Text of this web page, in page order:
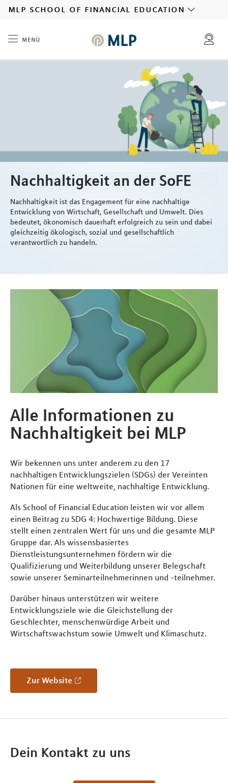
mlp school of financial education
menü
Nachhaltigkeit an der SoFE
Nachhaltigkeit ist das Engagement für eine nachhaltige
Entwicklung von Wirtschaft, Gesellschaft und Umwelt. Dies
bedeutet, ökonomisch dauerhaft erfolgreich zu sein und dabei
gleichzeitig ökologisch, sozial und gesellschaftlich
verantwortlich zu handeln.
Alle Informationen zu
Nachhaltigkeit bei MLP
Wir bekennen uns unter anderem zu den 17
nachhaltigen Entwicklungszielen (SDGs) der Vereinten
Nationen für eine weltweite, nachhaltige Entwicklung.
Als School of Financial Education leisten wir vor allem
einen Beitrag zu SDG 4: Hochwertige Bildung. Diese
stellt einen zentralen Wert für uns und die gesamte MLP
Gruppe dar. Als wissensbasiertes
Dienstleistungsunternehmen fördern wir die
Qualifizierung und Weiterbildung unserer Belegschaft
sowie unserer Seminarteilnehmerinnen und -teilnehmer.
Darüber hinaus unterstützen wir weitere
Entwicklungsziele wie die Gleichstellung der
Geschlechter, menschenwürdige Arbeit und
Wirtschaftswachstum sowie Umwelt und Klimaschutz.
Zur Website
Dein Kontakt zu uns